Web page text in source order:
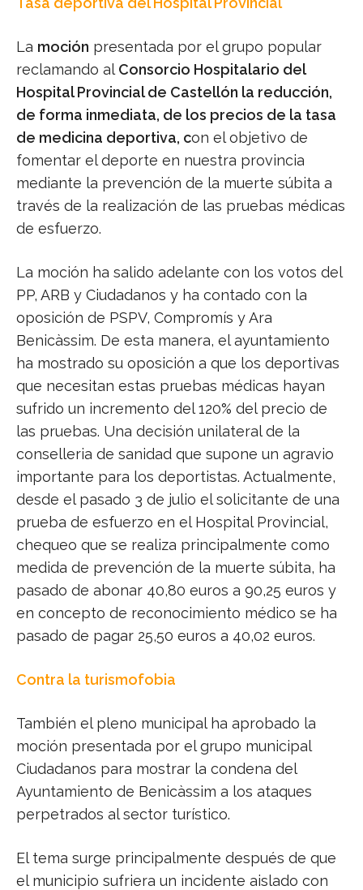
La moción presentada por el grupo popular
reclamando al Consorcio Hospitalario del
Hospital Provincial de Castellón la reducción,
de forma inmediata, de los precios de la tasa
de medicina deportiva, con el objetivo de
fomentar el deporte en nuestra provincia
mediante la prevención de la muerte súbita a
través de la realización de las pruebas médicas
de esfuerzo.
La moción ha salido adelante con los votos del
PP, ARB y Ciudadanos y ha contado con la
oposición de PSPV, Compromís y Ara
Benicàssim. De esta manera, el ayuntamiento
ha mostrado su oposición a que los deportivas
que necesitan estas pruebas médicas hayan
sufrido un incremento del 120% del precio de
las pruebas. Una decisión unilateral de la
conselleria de sanidad que supone un agravio
importante para los deportistas. Actualmente,
desde el pasado 3 de julio el solicitante de una
prueba de esfuerzo en el Hospital Provincial,
chequeo que se realiza principalmente como
medida de prevención de la muerte súbita, ha
pasado de abonar 40,80 euros a 90,25 euros y
en concepto de reconocimiento médico se ha
pasado de pagar 25,50 euros a 40,02 euros.
Contra la turismofobia
También el pleno municipal ha aprobado la
moción presentada por el grupo municipal
Ciudadanos para mostrar la condena del
Ayuntamiento de Benicàssim a los ataques
perpetrados al sector turístico.
El tema surge principalmente después de que
el municipio sufriera un incidente aislado con